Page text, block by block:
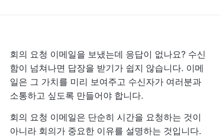
회의 요청 이메일을 보냈는데 응답이 없나요? 수신
함이 넘쳐나면 답장을 받기가 쉽지 않습니다. 이메
일은 그 가치를 미리 보여주고 수신자가 여러분과
소통하고 싶도록 만들어야 합니다.
회의 요청 이메일은 단순히 시간을 요청하는 것이
아니라 회의가 중요한 이유를 설명하는 것입니다.